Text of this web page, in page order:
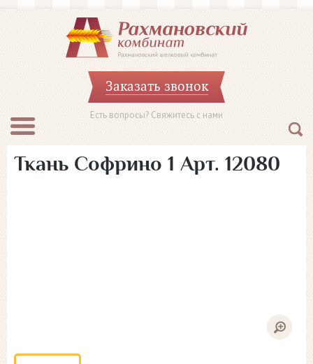
Заказать звонок
Есть вопросы? Свяжитесь с нами
Ткань Софрино 1 Арт. 12080